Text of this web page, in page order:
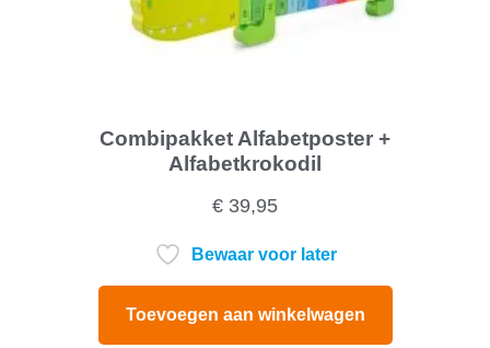
Combipakket Alfabetposter +
Alfabetkrokodil
€ 39,95
Bewaar voor later
Toevoegen aan winkelwagen